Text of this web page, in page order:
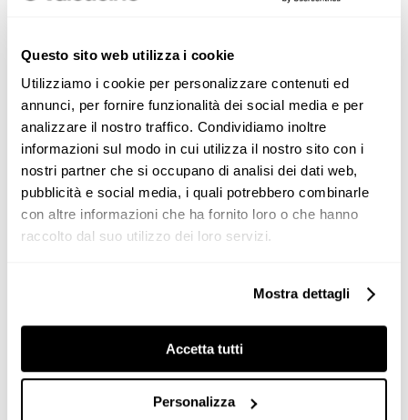
Questo sito web utilizza i cookie
Utilizziamo i cookie per personalizzare contenuti ed
annunci, per fornire funzionalità dei social media e per
analizzare il nostro traffico. Condividiamo inoltre
informazioni sul modo in cui utilizza il nostro sito con i
nostri partner che si occupano di analisi dei dati web,
pubblicità e social media, i quali potrebbero combinarle
con altre informazioni che ha fornito loro o che hanno
raccolto dal suo utilizzo dei loro servizi.
Mostra dettagli
Accetta tutti
Personalizza
Metrocuadrado. Combinazioni e finiture sono
state selezionate per esprimere una visione
progettuale orientata all'innovazione, alla